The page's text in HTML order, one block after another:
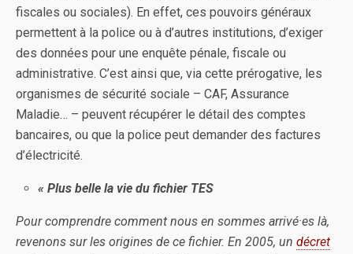
fiscales ou sociales). En effet, ces pouvoirs généraux
permettent à la police ou à d’autres institutions, d’exiger
des données pour une enquête pénale, fiscale ou
administrative. C’est ainsi que, via cette prérogative, les
organismes de sécurité sociale – CAF, Assurance
Maladie… – peuvent récupérer le détail des comptes
bancaires, ou que la police peut demander des factures
d’électricité.
« Plus belle la vie du fichier TES
Pour comprendre comment nous en sommes arrivé·es là,
revenons sur les origines de ce fichier. En 2005, un décret